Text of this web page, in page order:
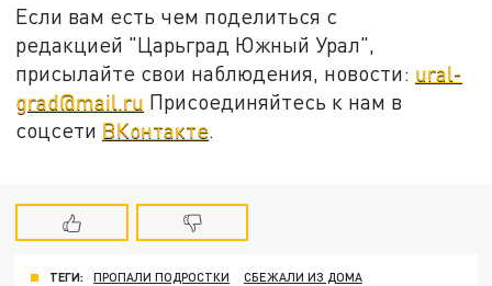
Если вам есть чем поделиться с
редакцией "Царьград Южный Урал",
присылайте свои наблюдения, новости: ural-
grad@mail.ru Присоединяйтесь к нам в
соцсети ВКонтакте.
ТЕГИ: ПРОПАЛИ ПОДРОСТКИ СБЕЖАЛИ ИЗ ДОМА